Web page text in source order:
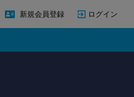
新規会員登録 ログイン